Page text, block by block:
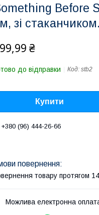
Before
зі стаканчиком.
₴
до відправки Код: stb2
Купити
+380 (96) 444-26-66
товару протягом